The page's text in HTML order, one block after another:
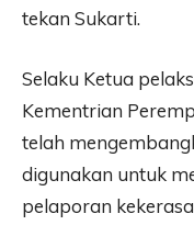
tekan Sukarti.
Selaku Ketua
Kementrian
telah
digunakan untuk
pelaporan